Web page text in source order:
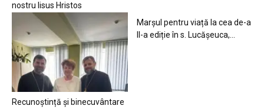
nostru Iisus Hristos
Recunoștință și binecuvântare
Marșul pentru viață la cea de-a
II-a ediție în s. Lucășeuca,...